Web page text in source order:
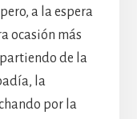
a la espera
ocasión más
de la
la
por la